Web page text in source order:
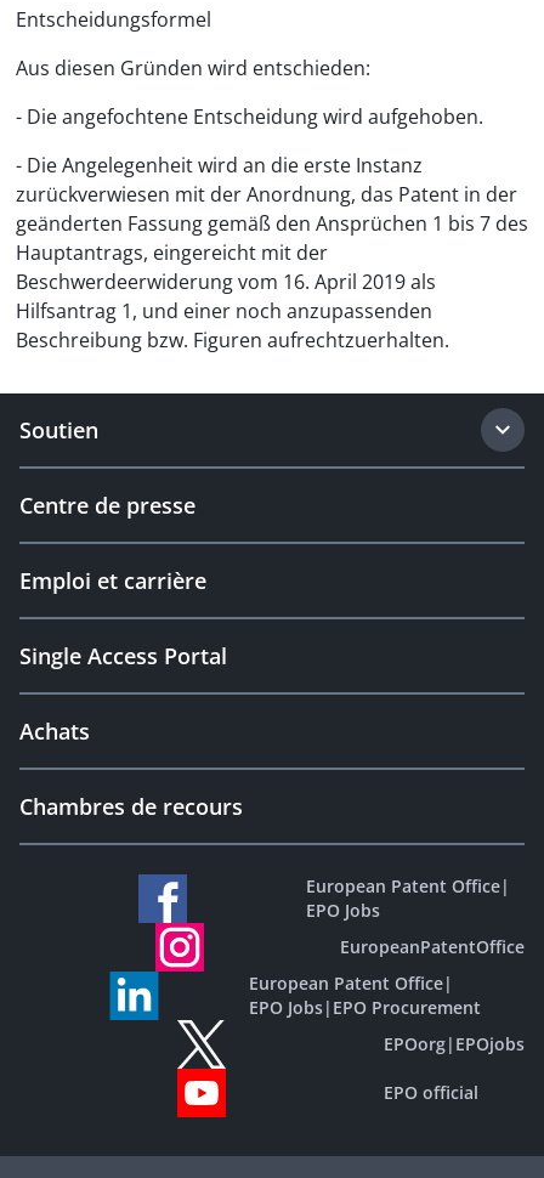
Entscheidungsformel
Aus diesen Gründen wird entschieden:
- Die angefochtene Entscheidung wird aufgehoben.
- Die Angelegenheit wird an die erste Instanz
zurückverwiesen mit der Anordnung, das Patent in der
geänderten Fassung gemäß den Ansprüchen 1 bis 7 des
Hauptantrags, eingereicht mit der
Beschwerdeerwiderung vom 16. April 2019 als
Hilfsantrag 1, und einer noch anzupassenden
Beschreibung bzw. Figuren aufrechtzuerhalten.
Soutien
Centre de presse
Emploi et carrière
Single Access Portal
Achats
Chambres de recours
European Patent Office|
EPO Jobs
EuropeanPatentOffice
European Patent Office|
EPO Jobs| EPO Procurement
EPOorg| EPOjobs
EPO official